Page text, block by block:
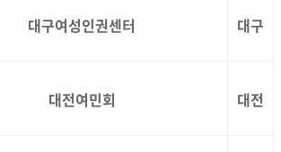
대구여성인권센터 대구
대전여민회 대전